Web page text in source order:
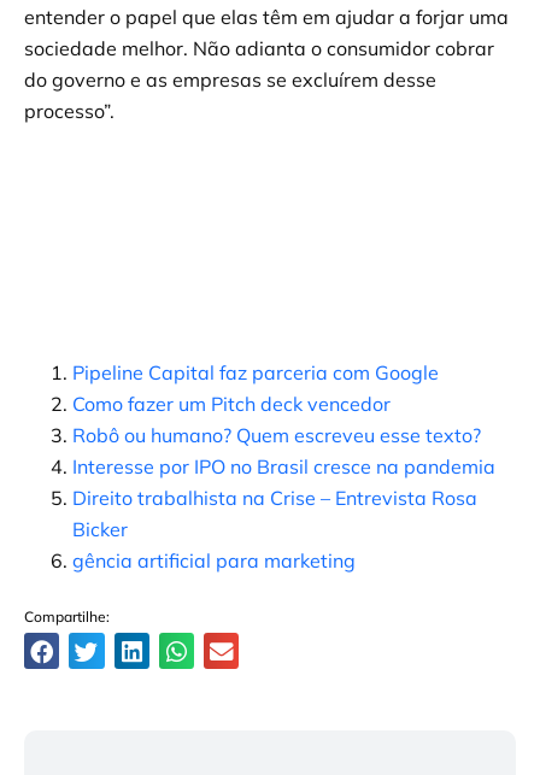
entender o papel que elas têm em ajudar a forjar uma
sociedade melhor. Não adianta o consumidor cobrar
do governo e as empresas se excluírem desse
processo”.
Pipeline Capital faz parceria com Google
Como fazer um Pitch deck vencedor
Robô ou humano? Quem escreveu esse texto?
Interesse por IPO no Brasil cresce na pandemia
Direito trabalhista na Crise – Entrevista Rosa
Bicker
gência artificial para marketing
Compartilhe: